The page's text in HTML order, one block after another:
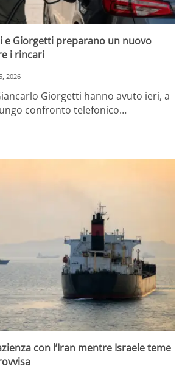
e Giorgetti preparano un nuovo
i rincari
2026
Giorgetti hanno avuto ieri, a
confronto telefonico…
con l’Iran mentre Israele teme